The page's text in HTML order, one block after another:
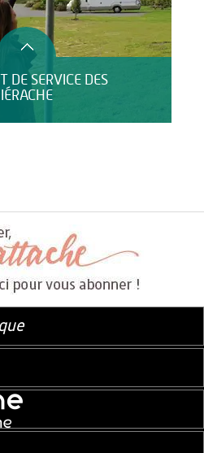
DE SERVICE DES